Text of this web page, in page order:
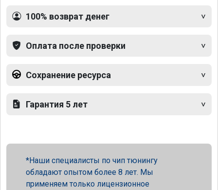
100% возврат денег
Оплата после проверки
Сохранение ресурса
Гарантия 5 лет
Наши специалисты по чип тюнингу
обладают опытом более 8 лет. Мы
применяем только лицензионное